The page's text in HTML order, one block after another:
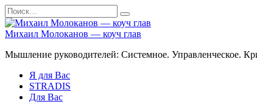
Перейти
к
содержанию
Search
for:
Михаил Молоканов — коуч глав
Мышление руководителей: Системное. Управленческое.
Я для Вас
STRADIS
Для Вас